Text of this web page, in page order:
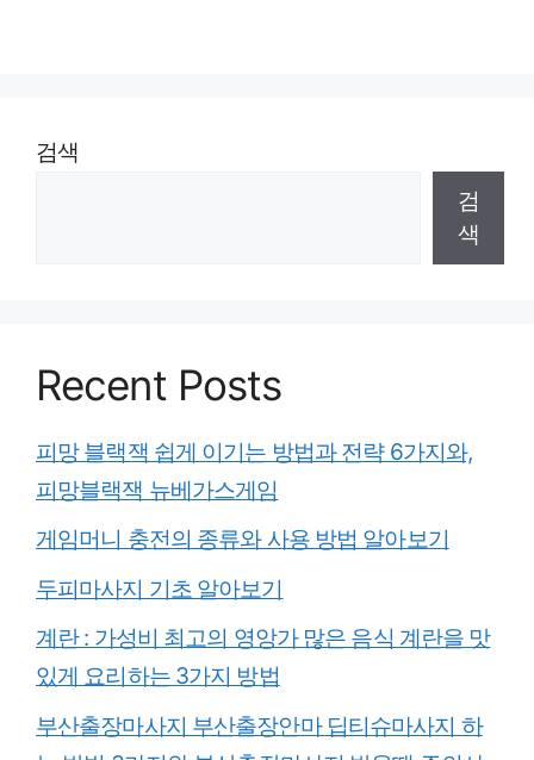
검색
검
색
Recent Posts
피망 블랙잭 쉽게 이기는 방법과 전략 6가지와,
피망블랙잭 뉴베가스게임
게임머니 충전의 종류와 사용 방법 알아보기
두피마사지 기초 알아보기
계란 : 가성비 최고의 영앙가 많은 음식 계란을 맛
있게 요리하는 3가지 방법
부산출장마사지 부산출장안마 딥티슈마사지 하